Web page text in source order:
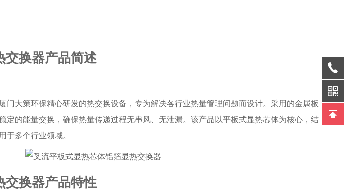
交换器产品简述
门大策环保精心研发的热交换设备，专为解决各行业热量管理问题而设计。采用的金属板
定的能量交换，确保热量传递过程无串风、无泄漏。该产品以平板式显热芯体为核心，结
于多个行业领域。
交换器产品特性